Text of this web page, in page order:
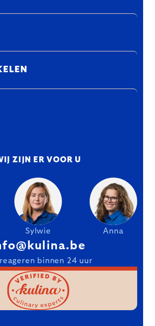
ZIJN ER VOOR U
Sylwie Anna
binnen 24 uur